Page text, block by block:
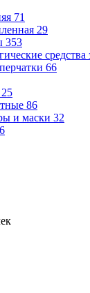
71
29
353
66
25
86
и маски 32